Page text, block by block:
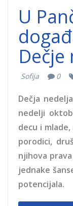
U
Dečje
Sofija 0
Dečja
nedelji
decu i
porodici,
njihova
jednake
potencijala.